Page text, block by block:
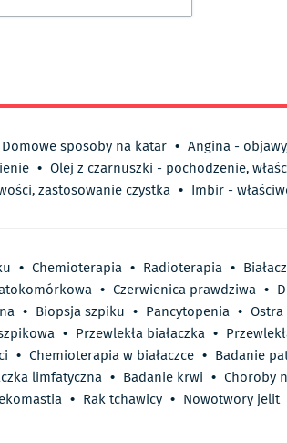
Domowe sposoby na katar • Angina -
• Olej z czarnuszki - pochodzenie,
zastosowanie czystka • Imbir -
• Chemioterapia • Radioterapia •
• Czerwienica prawdziwa •
• Biopsja szpiku • Pancytopenia •
• Przewlekła białaczka •
• Chemioterapia w białaczce • Badanie
limfatyczna • Badanie krwi • Choroby
• Rak tchawicy • Nowotwory jelit